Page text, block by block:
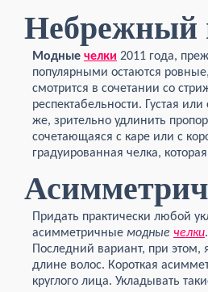
Модные челки 2011 года,
популярными остаются
смотрится в сочетании со
респектабельности. Густая или
же, зрительно удлинить
сочетающаяся с каре или с
градуированная челка,
Придать практически любой
асимметричные модные челки
Последний вариант, при
длине волос. Короткая
круглого лица. Укладывать